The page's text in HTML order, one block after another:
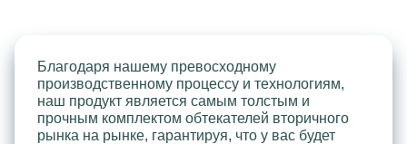
Благодаря нашему превосходному
производственному процессу и технологиям,
наш продукт является самым толстым и
прочным комплектом обтекателей вторичного
рынка на рынке, гарантируя, что у вас будет